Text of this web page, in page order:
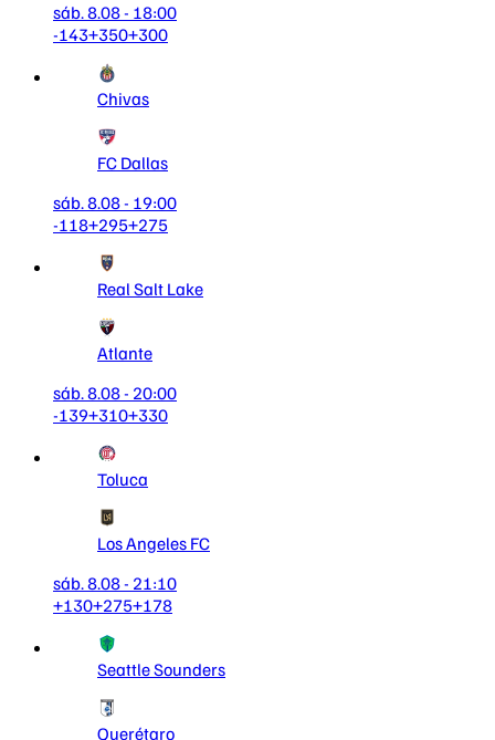
sáb. 8.08 - 18:00
-143+350+300
Chivas
FC Dallas
sáb. 8.08 - 19:00
-118+295+275
Real Salt Lake
Atlante
sáb. 8.08 - 20:00
-139+310+330
Toluca
Los Angeles FC
sáb. 8.08 - 21:10
+130+275+178
Seattle Sounders
Querétaro